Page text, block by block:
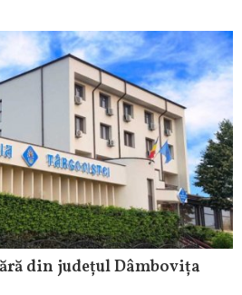
din județul Dâmbovița